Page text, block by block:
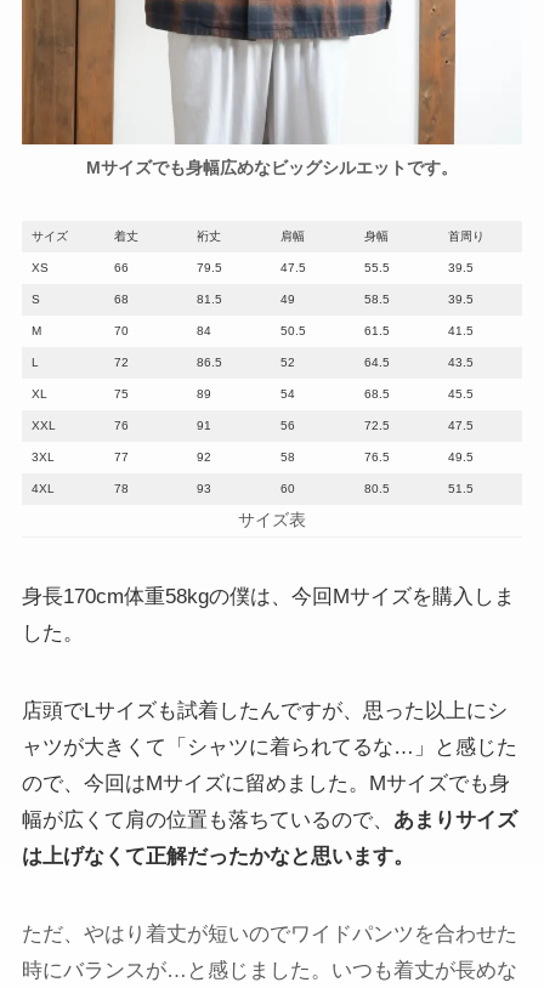
Mサイズでも身幅広めなビッグシルエットです。
サイズ 着丈 裄丈 肩幅 身幅 首周り
XS 66 79.5 47.5 55.5 39.5
S 68 81.5 49 58.5 39.5
M 70 84 50.5 61.5 41.5
L 72 86.5 52 64.5 43.5
XL 75 89 54 68.5 45.5
XXL 76 91 56 72.5 47.5
3XL 77 92 58 76.5 49.5
4XL 78 93 60 80.5 51.5
サイズ表
身長170cm体重58kgの僕は、今回Mサイズを購入しま
した。
店頭でLサイズも試着したんですが、思った以上にシ
ャツが大きくて「シャツに着られてるな…」と感じた
ので、今回はMサイズに留めました。Mサイズでも身
幅が広くて肩の位置も落ちているので、 あまりサイズ
は上げなくて正解だったかなと思います。
ただ、やはり着丈が短いのでワイドパンツを合わせた
時にバランスが…と感じました。いつも着丈が長めな